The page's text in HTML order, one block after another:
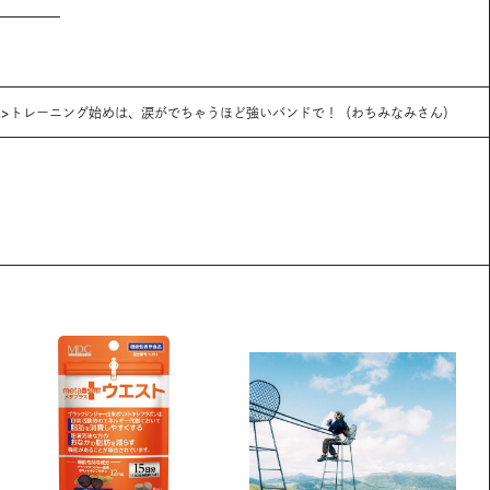
トレーニング始めは、涙がでちゃうほど強いバンドで！（わちみなみさん）